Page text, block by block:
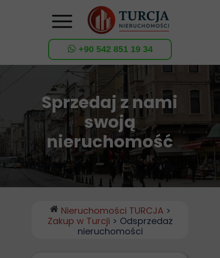
+90 542 851 19 34
Nieruchomości TURCJA >
Zakup w Turcji > Odsprzedaż
nieruchomości
Sprzedaj z nami
swoją
nieruchomość